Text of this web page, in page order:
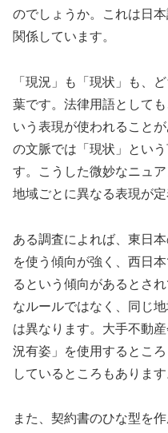
のでしょうか。これは日
関係しています。
「現況」も「現状」も、
葉です。法律用語として
いう表現が使われること
の文脈では「現状」とい
す。こうした微妙なニュ
地域ごとに異なる表現が
ある調査によれば、東日
を使う傾向が強く、西日
るという傾向があるとさ
なルールではなく、同じ
は異なります。大手不動
況有姿」を使用するとこ
しているところもあります
また、契約書のひな型を